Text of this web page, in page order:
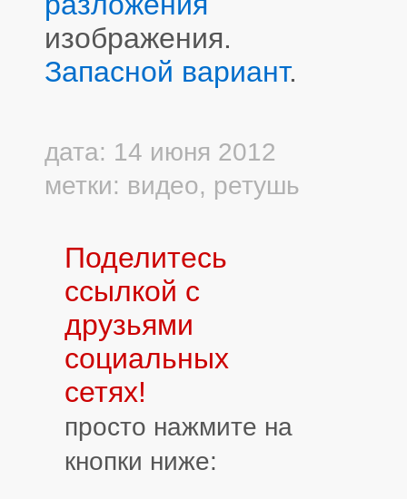
изображения.
Запасной вариант.
дата: 14 июня 2012
метки: видео, ретушь
Поделитесь
ссылкой с
друзьями
социальных
сетях!
просто нажмите на
кнопки ниже: